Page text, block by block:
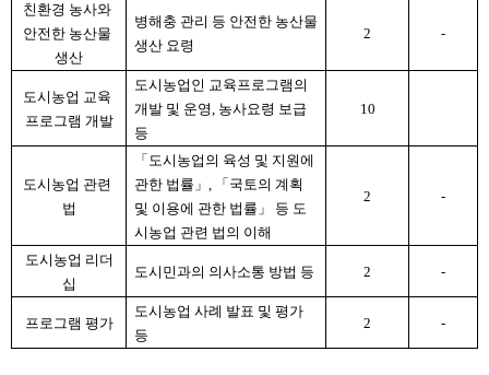
친환경 농사와
안전한 농산물
생산
병해충 관리 등 안전한 농산물
생산 요령
2 -
도시농업 교육
프로그램 개발
도시농업인 교육프로그램의
개발 및 운영, 농사요령 보급
등
10
도시농업 관련
법
「도시농업의 육성 및 지원에
관한 법률」, 「국토의 계획
및 이용에 관한 법률」 등 도
시농업 관련 법의 이해
2 -
도시농업 리더
십
도시민과의 의사소통 방법 등 2 -
프로그램 평가
도시농업 사례 발표 및 평가
등
2 -